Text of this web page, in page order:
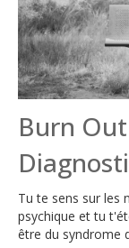
Burn
Tu te sens sur les
psychique et tu
être du syndrome